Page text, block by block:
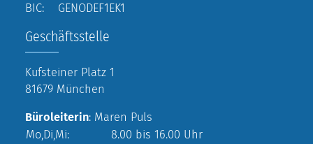
BIC: GENODEF1EK1
Geschäftsstelle
Kufsteiner Platz 1
81679 München
Büroleiterin: Maren Puls
Mo,Di,Mi:
8.00 bis 16.00 Uhr